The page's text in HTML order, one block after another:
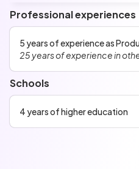
Professional experiences
5 years of experience as
25 years of experience in
Schools
4 years of higher education
Languages
No information has